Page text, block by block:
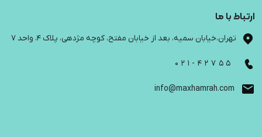
ارتباط با ما
تهران،خیابان سمیه، بعد از خیابان مفتح، کوچه مژدهی، پلاک 4، واحد 7
021-42755
info@maxhamrah.com